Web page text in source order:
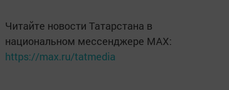
Читайте новости Татарстана в
национальном мессенджере MАХ:
https://max.ru/tatmedia